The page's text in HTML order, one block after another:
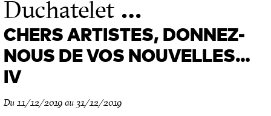
Duchatelet…
CHERS ARTISTES, DONNEZ-
NOUS DE VOS NOUVELLES…
IV
Du 11/12/2019 au 31/12/2019